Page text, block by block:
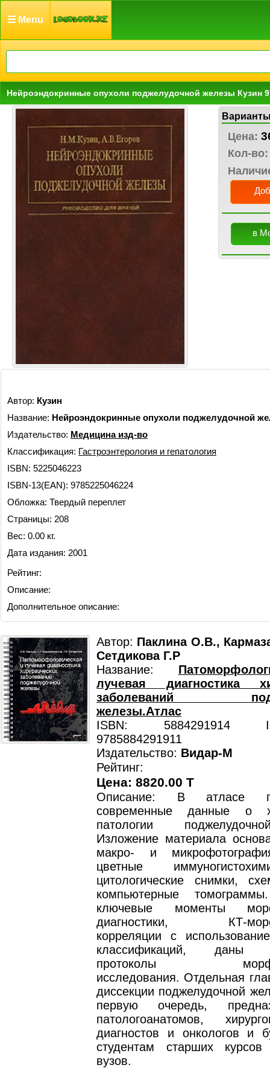
☰ Menu
Нейроэндокринные опухоли поджелудочной железы Кузин
Цена:
Кол-во:
в
Автор: Кузин
Название: Нейроэндокринные опухоли поджелудочной
Издательство: Медицина изд-во
Классификация: Гастроэнтерология и гепатология
ISBN: 5225046223
ISBN-13(EAN): 9785225046224
Обложка: Твердый переплет
Страницы: 208
Вес: 0.00 кг.
Дата издания: 2001
Рейтинг:
Описание:
Дополнительное описание:
Автор: Паклина О.В.,
Сетдикова Г.Р
Название:
лучевая диагностика
заболеваний
железы.Атлас
ISBN: 5884291914
9785884291911
Издательство: Видар-М
Рейтинг:
Цена: 8820.00 T
Описание: В атласе
современные данные о
патологии
Изложение материала
макро- и
цветные
цитологические снимки,
компьютерные
ключевые моменты
диагностики, КТ-
корреляции с
классификаций, даны
протоколы
исследования. Отдельная
диссекции поджелудочной
первую очередь,
патологоанатомов,
диагностов и онкологов и
студентам старших курсов
вузов.